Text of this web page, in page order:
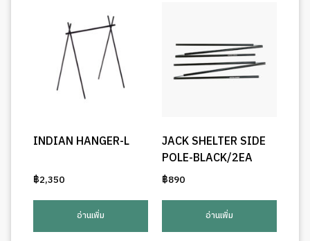
INDIAN HANGER-L
฿2,350
อ่านเพิ่ม
JACK SHELTER SIDE
POLE-BLACK/2EA
฿890
อ่านเพิ่ม